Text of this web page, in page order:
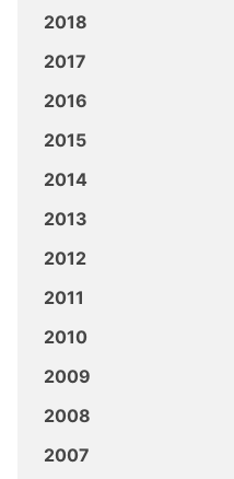
2018
2017
2016
2015
2014
2013
2012
2011
2010
2009
2008
2007